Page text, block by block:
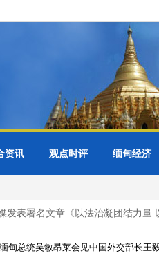
资讯 观点时评 缅甸经济
表署名文章《以法治凝团结力量 以
缅甸总统吴敏昂莱会见中国外交部长王